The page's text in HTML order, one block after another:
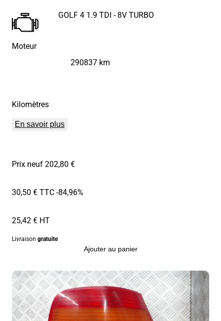
Moteur
GOLF 4 1.9 TDI - 8V TURBO
Kilomètres
290837 km
En savoir plus
Prix neuf 202,80 €
30,50 € TTC-84,96%
25,42 € HT
Livraison gratuite
Ajouter au panier